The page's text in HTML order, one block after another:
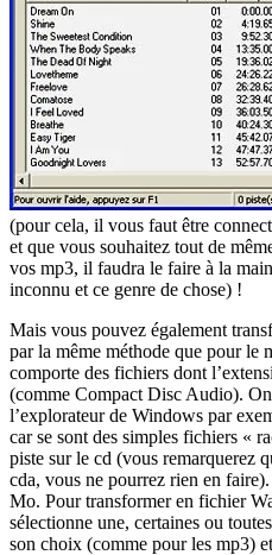
(pour cela, il vous faut être
et que vous souhaitez tout de
vos mp3, il faudra le faire à la
inconnu et ce genre de chose) !
Mais vous pouvez également
par la même méthode que pour le
comporte des fichiers dont
(comme Compact Disc Audio).
l’explorateur de Windows par
car se sont des simples fichiers «
piste sur le cd (vous remarquerez
cda, vous ne pourrez rien en
Mo. Pour transformer en fichier
sélectionne une, certaines ou
son choix (comme pour les mp3)